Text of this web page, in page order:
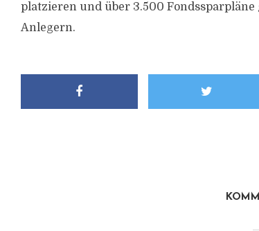
platzieren und über 3.500
Anlegern.